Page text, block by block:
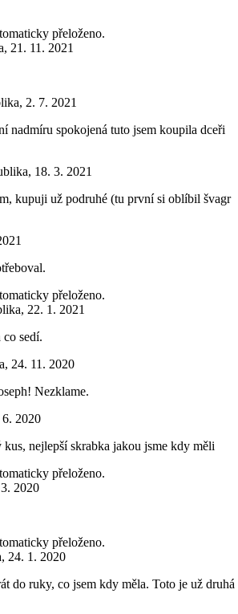
přeloženo.
, 21. 11. 2021
, 2. 7. 2021
nadmíru spokojená tuto jsem koupila dceři
, 18. 3. 2021
kupuji už podruhé (tu první si oblíbil švagr
přeloženo.
, 22. 1. 2021
co sedí.
, 24. 11. 2020
Nezklame.
6. 2020
kus, nejlepší skrabka jakou jsme kdy měli
přeloženo.
2020
přeloženo.
, 24. 1. 2020
do ruky, co jsem kdy měla. Toto je už druhá